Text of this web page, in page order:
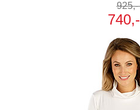
925,-